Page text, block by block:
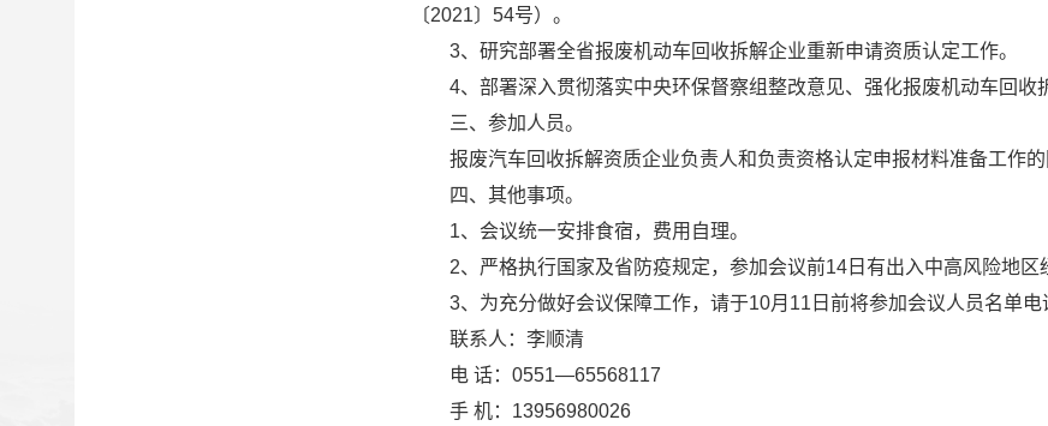
〔2021〕54号）。
3、研究部署全省报废机动车回收拆解企业重新申请资质认定工作。
4、部署深入贯彻落实中央环保督察组整改意见、强化报废机动车回收
三、参加人员。
报废汽车回收拆解资质企业负责人和负责资格认定申报材料准备工作的
四、其他事项。
1、会议统一安排食宿，费用自理。
2、严格执行国家及省防疫规定，参加会议前14日有出入中高风险地区
3、为充分做好会议保障工作，请于10月11日前将参加会议人员名单电
联系人：李顺清
电 话：0551—65568117
手 机：13956980026